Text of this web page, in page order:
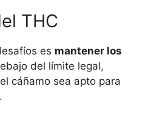
THC
es mantener los
del límite legal,
cáñamo sea apto para